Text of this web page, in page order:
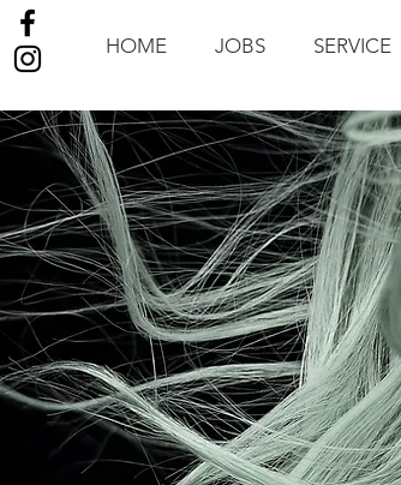
HOME JOBS SERVICE